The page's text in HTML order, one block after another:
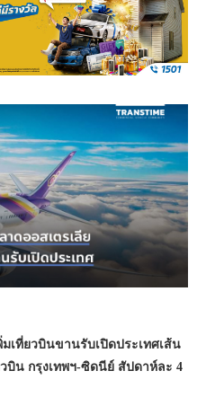
เที่ยวบินขานรับเปิดประเทศเส้น
บิน กรุงเทพฯ-ซิดนีย์ สัปดาห์ละ 4